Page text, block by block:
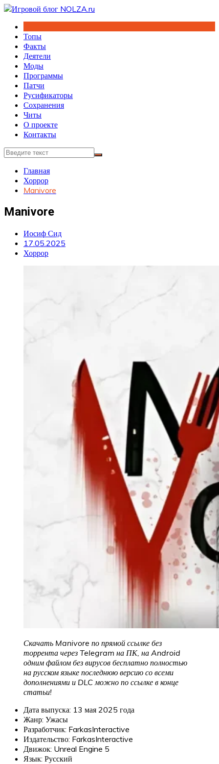
Перейти
содержимому
Топы
Факты
Деятели
Моды
Программы
Патчи
Русификаторы
Сохранения
Читы
О проекте
Контакты
Главная
Хоррор
Manivore
Manivore
Иосиф Сид
17.05.2025
Хоррор
Скачать Manivore по прямой ссылке без
торрента через Telegram на ПК, на Android
одним файлом без вирусов бесплатно полностью
на русском языке последнюю версию со всеми
дополнениями и DLC можно по ссылке в конце
статьи!
Дата выпуска: 13 мая 2025 года
Жанр: Ужасы
Разработчик: FarkasInteractive
Издательство: FarkasInteractive
Движок: Unreal Engine 5
Язык: Русский